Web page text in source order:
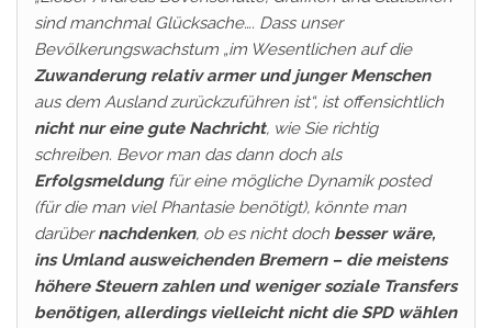
sind manchmal Glücksache…. Dass unser
Bevölkerungswachstum „im Wesentlichen auf die
Zuwanderung relativ armer und junger Menschen
aus dem Ausland zurückzuführen ist“, ist offensichtlich
nicht nur eine gute Nachricht, wie Sie richtig
schreiben. Bevor man das dann doch als
Erfolgsmeldungfür eine mögliche Dynamik posted
(für die man viel Phantasie benötigt), könnte man
darübernachdenken, ob es nicht doch besser wäre,
ins Umland ausweichenden Bremern – die meistens
höhere Steuern zahlen und weniger soziale Transfers
benötigen, allerdings vielleicht nicht die SPD wählen